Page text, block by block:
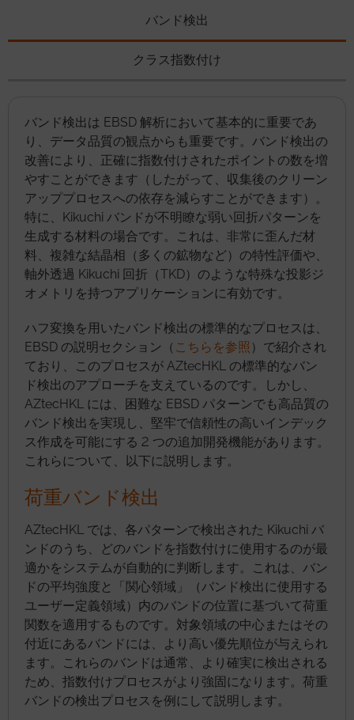
バンド検出
クラス指数付け
バンド検出は EBSD 解析において基本的に重要であ
り、データ品質の観点からも重要です。バンド検出の
改善により、正確に指数付けされたポイントの数を増
やすことができます（したがって、収集後のクリーン
アッププロセスへの依存を減らすことができます）。
特に、Kikuchi バンドが不明瞭な弱い回折パターンを
生成する材料の場合です。これは、非常に歪んだ材
料、複雑な結晶相（多くの鉱物など）の特性評価や、
軸外透過 Kikuchi 回折（TKD）のような特殊な投影ジ
オメトリを持つアプリケーションに有効です。
ハフ変換を用いたバンド検出の標準的なプロセスは、
EBSD の説明セクション（ こちらを参照 ）で紹介され
ており、このプロセスが AZtecHKL の標準的なバン
ド検出のアプローチを支えているのです。しかし、
AZtecHKL には、困難な EBSD パターンでも高品質の
バンド検出を実現し、堅牢で信頼性の高いインデック
ス作成を可能にする 2 つの追加開発機能があります。
これらについて、以下に説明します。
荷重バンド検出
AZtecHKL では、各パターンで検出された Kikuchi バ
ンドのうち、どのバンドを指数付けに使用するのが最
適かをシステムが自動的に判断します。これは、バン
ドの平均強度と「関心領域」（バンド検出に使用する
ユーザー定義領域）内のバンドの位置に基づいて荷重
関数を適用するものです。対象領域の中心またはその
付近にあるバンドには、より高い優先順位が与えられ
ます。これらのバンドは通常、より確実に検出される
ため、指数付けプロセスがより強固になります。荷重
バンドの検出プロセスを例にして説明します。